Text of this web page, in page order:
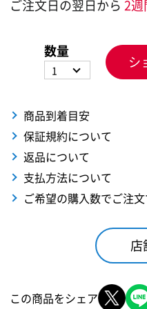
ご注文日の翌日から 2
数量
1 シ
商品到着目安
保証規約について
返品について
支払方法について
ご希望の購入数でご注
店
この商品をシェア